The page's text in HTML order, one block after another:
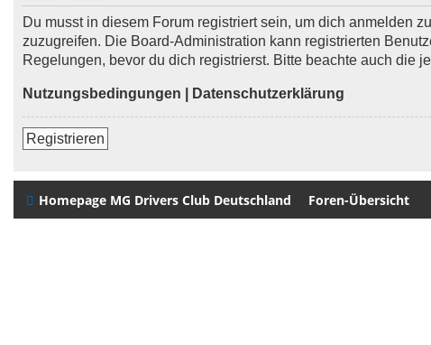
Du musst in diesem Forum registriert sein, um dich anmelden
zuzugreifen. Die Board-Administration kann registrierten
Regelungen, bevor du dich registrierst. Bitte beachte auch die
Nutzungsbedingungen Datenschutzerklärung
Registrieren
Homepage MG Drivers Club Deutschland Foren-Übersicht